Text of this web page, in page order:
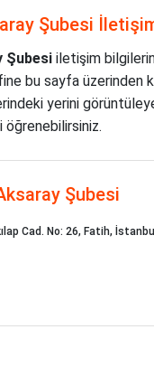
Şubesi
Şubesi iletişim
bu sayfa üzerinden
yerini
öğrenebilirsiniz.
Şubesi
Cad. No: 26, Fatih, İstanbul